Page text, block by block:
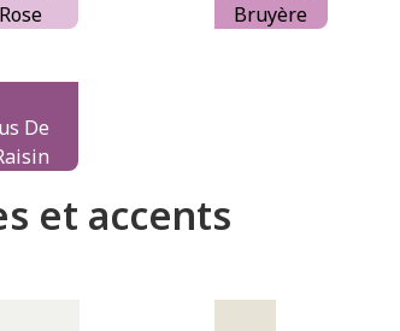
Rose
Bruyère
De
et accents